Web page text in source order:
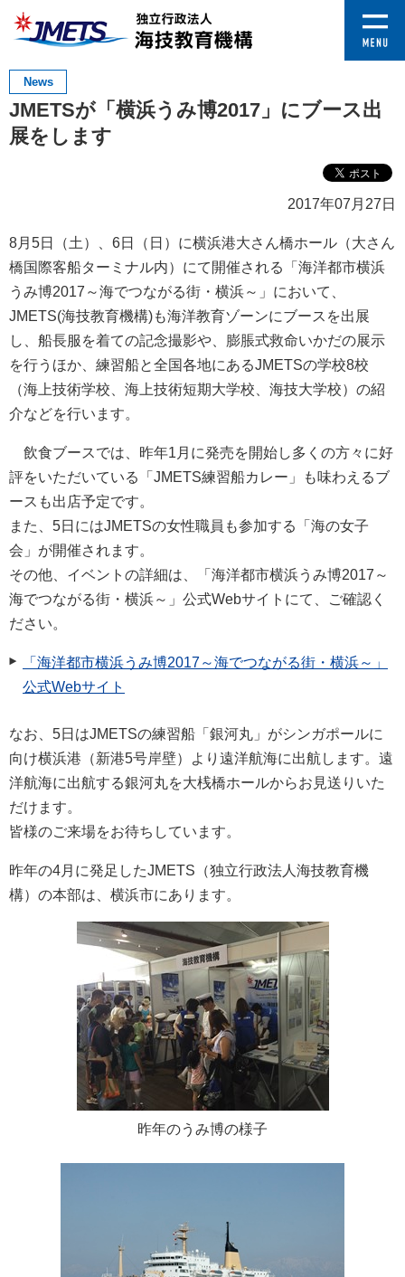
News
JMETSが「横浜うみ博2017」にブース出
展をします
2017年07月27日
8月5日（土）、6日（日）に横浜港大さん橋ホール（大さん
橋国際客船ターミナル内）にて開催される「海洋都市横浜
うみ博2017～海でつながる街・横浜～」において、
JMETS(海技教育機構)も海洋教育ゾーンにブースを出展
し、船長服を着ての記念撮影や、膨脹式救命いかだの展示
を行うほか、練習船と全国各地にあるJMETSの学校8校
（海上技術学校、海上技術短期大学校、海技大学校）の紹
介などを行います。
飲食ブースでは、昨年1月に発売を開始し多くの方々に好
評をいただいている「JMETS練習船カレー」も味わえるブ
ースも出店予定です。
また、5日にはJMETSの女性職員も参加する「海の女子
会」が開催されます。
その他、イベントの詳細は、「海洋都市横浜うみ博2017～
海でつながる街・横浜～」公式Webサイトにて、ご確認く
ださい。
「海洋都市横浜うみ博2017～海でつながる街・横浜～」
公式Webサイト
なお、5日はJMETSの練習船「銀河丸」がシンガポールに
向け横浜港（新港5号岸壁）より遠洋航海に出航します。遠
洋航海に出航する銀河丸を大桟橋ホールからお見送りいた
だけます。
皆様のご来場をお待ちしています。
昨年の4月に発足したJMETS（独立行政法人海技教育機
構）の本部は、横浜市にあります。
昨年のうみ博の様子